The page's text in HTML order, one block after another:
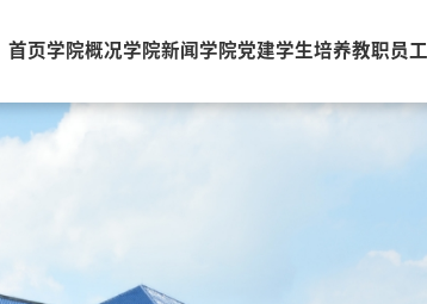
首页学院概况学院新闻学院党建学生培养教职员工
网络与新媒体系